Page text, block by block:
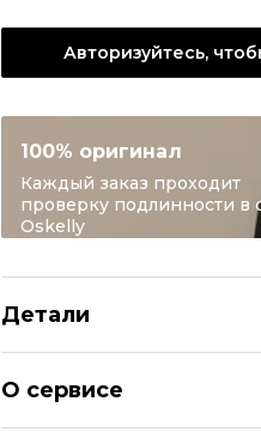
Авторизуйтесь,
100% оригинал
Каждый заказ проходит
проверку подлинности в
Oskelly
Детали
О сервисе